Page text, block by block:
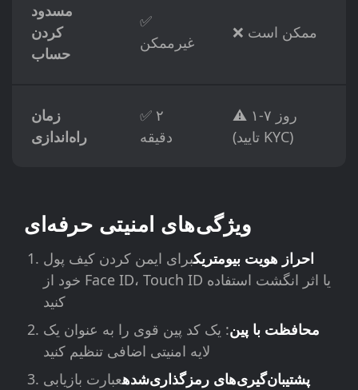
مسدود
کردن
حساب
✅
غیرممکن
❌ ممکن است
زمان
راه‌اندازی
✅ ۲
دقیقه
⚠️ ۱-۷ روز
(تایید KYC)
ویژگی‌های امنیتی حرفه‌ای
احراز هویت بیومتریکبرای ایمن کردن کیف پول
خود از Face ID، Touch ID یا اثر انگشت استفاده
کنید
محافظت با پین: یک کد پین قوی را به عنوان یک
لایه امنیتی اضافی تنظیم کنید
پشتیبان‌گیری‌های رمزگذاری‌شدهعبارت بازیابی